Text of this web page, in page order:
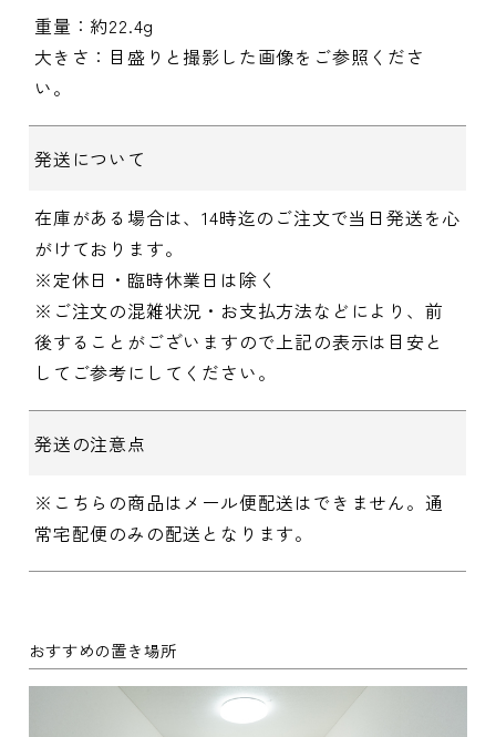
重量：約22.4g
大きさ：目盛りと撮影した画像をご参照くださ
い。
発送について
在庫がある場合は、14時迄のご注文で当日発送を心
がけております。
※定休日・臨時休業日は除く
※ご注文の混雑状況・お支払方法などにより、前
後することがございますので上記の表示は目安と
してご参考にしてください。
発送の注意点
※こちらの商品はメール便配送はできません。通
常宅配便のみの配送となります。
おすすめの置き場所